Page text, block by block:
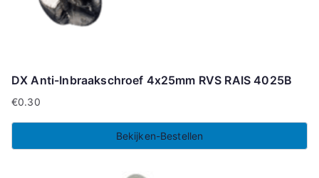
DX Anti-Inbraakschroef 4x25mm RVS RAIS 4025B
€0.30
Bekijken-Bestellen